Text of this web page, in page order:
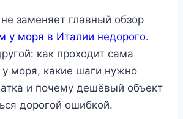
заменяет главный обзор
у моря в Италии недорого.
как проходит сама
моря, какие шаги нужно
и почему дешёвый объект
дорогой ошибкой.